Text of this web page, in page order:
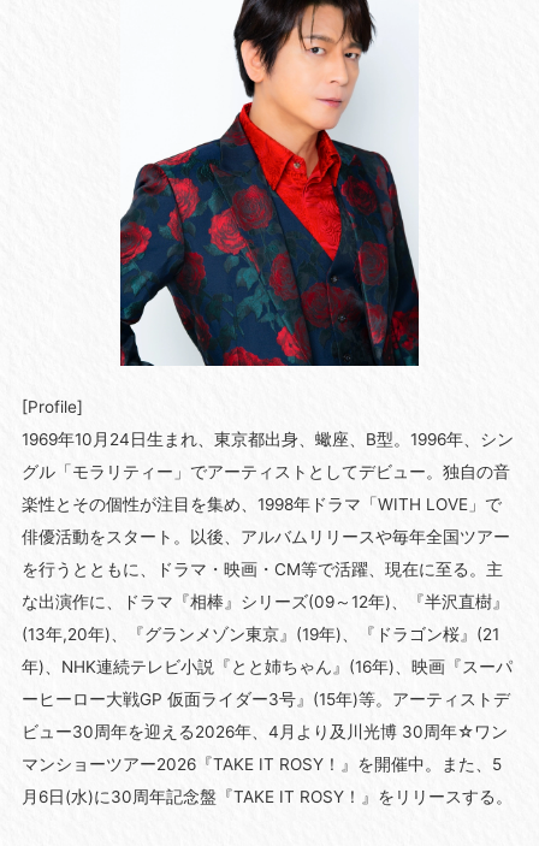
[Profile]
1969年10月24日生まれ、東京都出身、蠍座、B型。1996年、シン
グル「モラリティー」でアーティストとしてデビュー。独自の音
楽性とその個性が注目を集め、1998年ドラマ「WITH LOVE」で
俳優活動をスタート。以後、アルバムリリースや毎年全国ツアー
を行うとともに、ドラマ・映画・CM等で活躍、現在に至る。主
な出演作に、ドラマ『相棒』シリーズ(09～12年)、『半沢直樹』
(13年,20年)、『グランメゾン東京』(19年)、『ドラゴン桜』(21
年)、NHK連続テレビ小説『とと姉ちゃん』(16年)、映画『スーパ
ーヒーロー大戦GP 仮面ライダー3号』(15年)等。アーティストデ
ビュー30周年を迎える2026年、4月より及川光博 30周年☆ワン
マンショーツアー2026『TAKE IT ROSY！』を開催中。また、5
月6日(水)に30周年記念盤『TAKE IT ROSY！』をリリースする。